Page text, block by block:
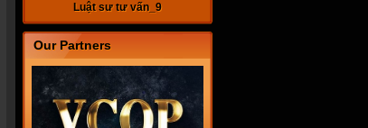
Luật sư tư vấn_9
Our Partners